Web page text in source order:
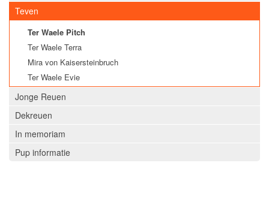
Teven
Ter Waele Pitch
Ter Waele Terra
Mira von Kaisersteinbruch
Ter Waele Evie
Jonge Reuen
Dekreuen
In memoriam
Pup informatie